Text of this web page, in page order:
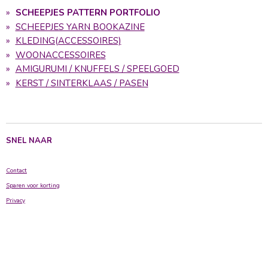
SCHEEPJES PATTERN PORTFOLIO
SCHEEPJES YARN BOOKAZINE
KLEDING(ACCESSOIRES)
WOONACCESSOIRES
AMIGURUMI / KNUFFELS / SPEELGOED
KERST / SINTERKLAAS / PASEN
SNEL NAAR
Contact
Sparen voor korting
Privacy